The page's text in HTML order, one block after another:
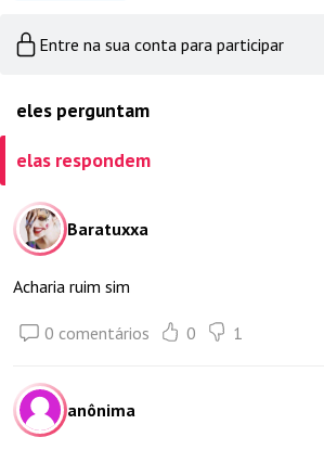
Entre na sua conta para participar
eles perguntam
elas respondem
Baratuxxa
Acharia ruim sim
0 comentários 0 1
anônima